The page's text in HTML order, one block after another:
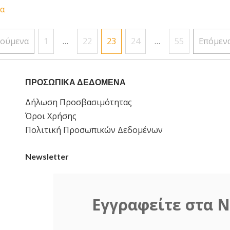
1 … 22 23 24 … 55
ΠΡΟΣΩΠΙΚΑ ΔΕΔΟΜΕΝΑ
Δήλωση Προσβασιμότητας
Όροι Χρήσης
Πολιτική Προσωπικών Δεδομένων
Newsletter
Εγγραφείτε στα